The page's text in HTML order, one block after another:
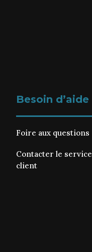
Besoin d’aide
Foire aux questions
Contacter le service
client